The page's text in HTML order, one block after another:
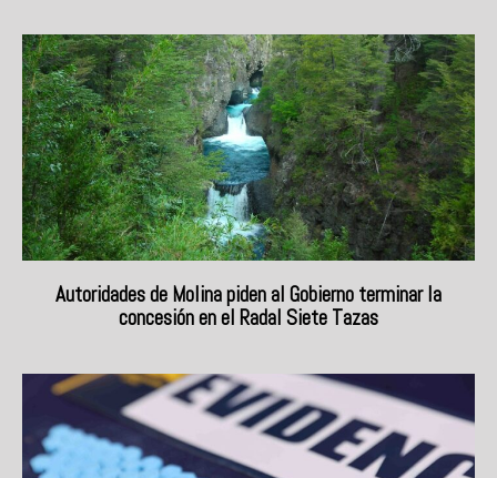
Autoridades de Molina piden al Gobierno terminar la
concesión en el Radal Siete Tazas